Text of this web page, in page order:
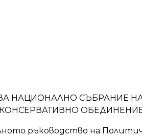
НАЦИОНАЛНО СЪБРАНИЕ
ръководство на